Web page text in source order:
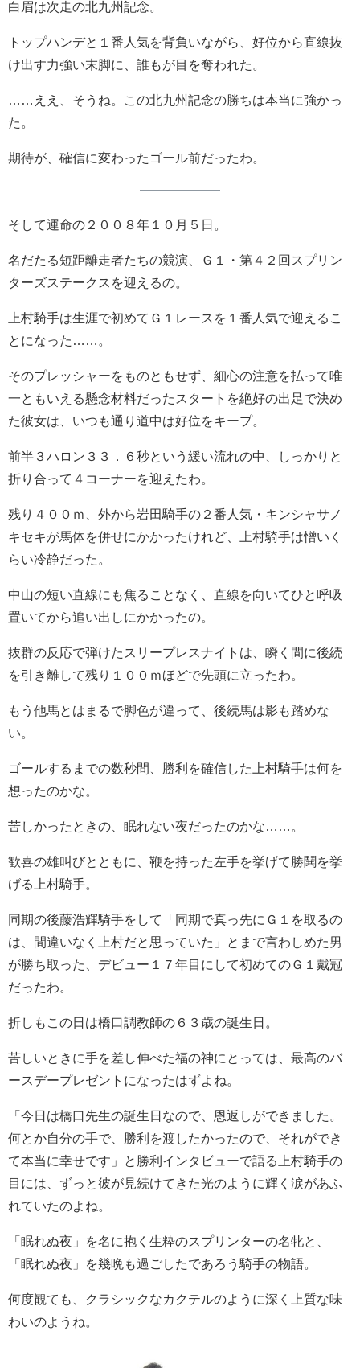
白眉は次走の北九州記念。
トップハンデと１番人気を背負いながら、好位から直線抜
け出す力強い末脚に、誰もが目を奪われた。
……ええ、そうね。この北九州記念の勝ちは本当に強かっ
た。
期待が、確信に変わったゴール前だったわ。
そして運命の２００８年１０月５日。
名だたる短距離走者たちの競演、Ｇ１・第４２回スプリン
ターズステークスを迎えるの。
上村騎手は生涯で初めてＧ１レースを１番人気で迎えるこ
とになった……。
そのプレッシャーをものともせず、細心の注意を払って唯
一ともいえる懸念材料だったスタートを絶好の出足で決め
た彼女は、いつも通り道中は好位をキープ。
前半３ハロン３３．６秒という緩い流れの中、しっかりと
折り合って４コーナーを迎えたわ。
残り４００ｍ、外から岩田騎手の２番人気・キンシャサノ
キセキが馬体を併せにかかったけれど、上村騎手は憎いく
らい冷静だった。
中山の短い直線にも焦ることなく、直線を向いてひと呼吸
置いてから追い出しにかかったの。
抜群の反応で弾けたスリープレスナイトは、瞬く間に後続
を引き離して残り１００ｍほどで先頭に立ったわ。
もう他馬とはまるで脚色が違って、後続馬は影も踏めな
い。
ゴールするまでの数秒間、勝利を確信した上村騎手は何を
想ったのかな。
苦しかったときの、眠れない夜だったのかな……。
歓喜の雄叫びとともに、鞭を持った左手を挙げて勝鬨を挙
げる上村騎手。
同期の後藤浩輝騎手をして「同期で真っ先にＧ１を取るの
は、間違いなく上村だと思っていた」とまで言わしめた男
が勝ち取った、デビュー１７年目にして初めてのＧ１戴冠
だったわ。
折しもこの日は橋口調教師の６３歳の誕生日。
苦しいときに手を差し伸べた福の神にとっては、最高のバ
ースデープレゼントになったはずよね。
「今日は橋口先生の誕生日なので、恩返しができました。
何とか自分の手で、勝利を渡したかったので、それができ
て本当に幸せです」と勝利インタビューで語る上村騎手の
目には、ずっと彼が見続けてきた光のように輝く涙があふ
れていたのよね。
「眠れぬ夜」を名に抱く生粋のスプリンターの名牝と、
「眠れぬ夜」を幾晩も過ごしたであろう騎手の物語。
何度観ても、クラシックなカクテルのように深く上質な味
わいのようね。